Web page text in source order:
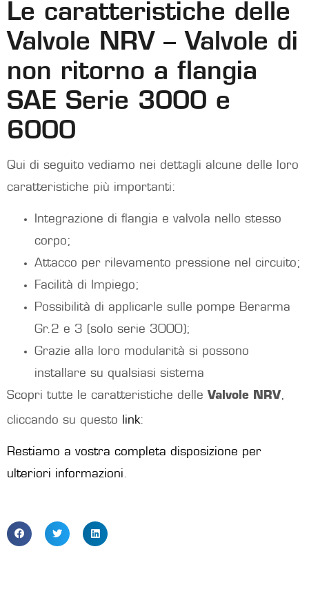
Le caratteristiche delle
Valvole NRV – Valvole di
non ritorno a flangia
SAE Serie 3000 e
6000
Qui di seguito vediamo nei dettagli alcune delle loro
caratteristiche più importanti:
Integrazione di flangia e valvola nello stesso
corpo;
Attacco per rilevamento pressione nel circuito;
Facilità di Impiego;
Possibilità di applicarle sulle pompe Berarma
Gr.2 e 3 (solo serie 3000);
Grazie alla loro modularità si possono
installare su qualsiasi sistema
Scopri tutte le caratteristiche delle Valvole NRV
cliccando su questo link :
Restiamo a vostra completa disposizione per
ulteriori informazioni